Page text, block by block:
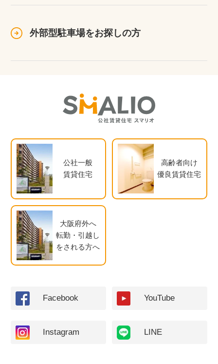
外部型駐車場をお探しの方
公社一般
賃貸住宅
高齢者向け
優良賃貸住宅
大阪府外へ
転勤・引越し
をされる方へ
Facebook YouTube
Instagram LINE